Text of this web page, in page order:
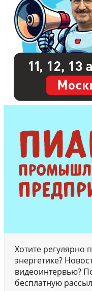
Хотите регулярно
энергетике?
видеоинтервью?
бесплатную